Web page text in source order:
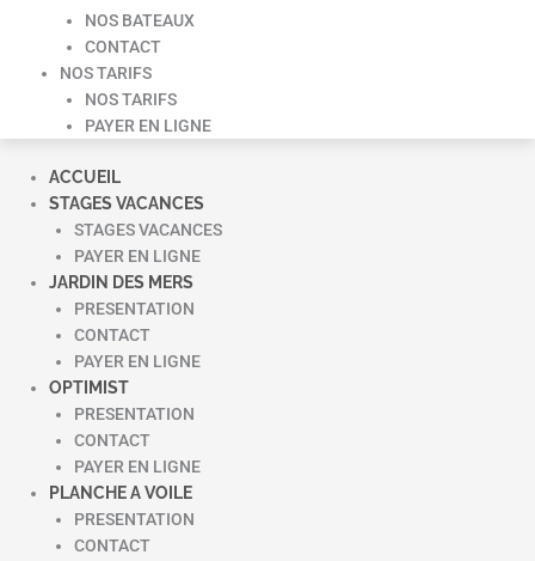
NOS BATEAUX
CONTACT
NOS TARIFS
NOS TARIFS
PAYER EN LIGNE
ACCUEIL
STAGES VACANCES
STAGES VACANCES
PAYER EN LIGNE
JARDIN DES MERS
PRESENTATION
CONTACT
PAYER EN LIGNE
OPTIMIST
PRESENTATION
CONTACT
PAYER EN LIGNE
PLANCHE A VOILE
PRESENTATION
CONTACT